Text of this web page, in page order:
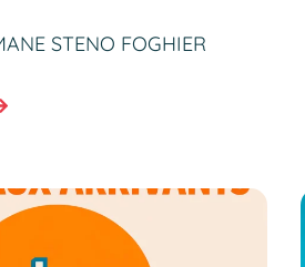
STENO FOGHIER